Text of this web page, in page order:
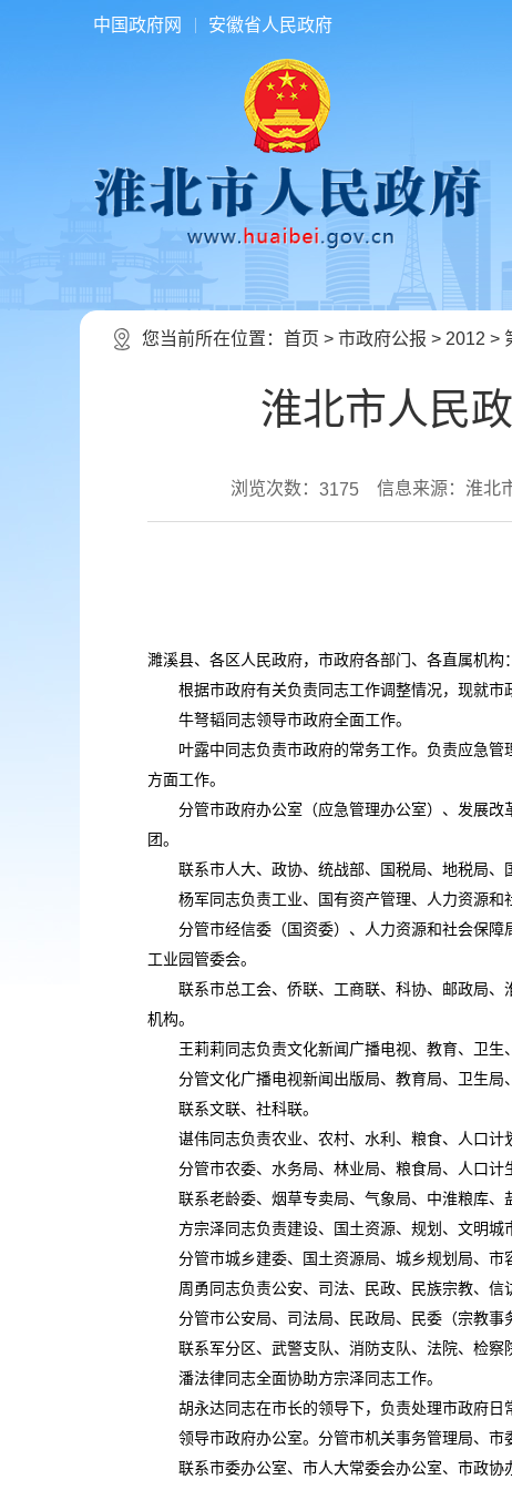
中国政府网 安徽省人民政府
您当前所在位置： 首页 > 市政府公报 > 2012 >
淮北市人民
浏览次数： 3175 信息来源：淮北
濉溪县、各区人民政府，市政府各部门、各直属机构：
根据市政府有关负责同志工作调整情况，现就市
牛弩韬同志领导市政府全面工作。
叶露中同志负责市政府的常务工作。负责应急管
方面工作。
分管市政府办公室（应急管理办公室）、发展改
团。
联系市人大、政协、统战部、国税局、地税局、
杨军同志负责工业、国有资产管理、人力资源和
分管市经信委（国资委）、人力资源和社会保障
工业园管委会。
联系市总工会、侨联、工商联、科协、邮政局、
机构。
王莉莉同志负责文化新闻广播电视、教育、卫生
分管文化广播电视新闻出版局、教育局、卫生局
联系文联、社科联。
谌伟同志负责农业、农村、水利、粮食、人口计
分管市农委、水务局、林业局、粮食局、人口计
联系老龄委、烟草专卖局、气象局、中淮粮库、
方宗泽同志负责建设、国土资源、规划、文明城
分管市城乡建委、国土资源局、城乡规划局、市
周勇同志负责公安、司法、民政、民族宗教、信
分管市公安局、司法局、民政局、民委（宗教事
联系军分区、武警支队、消防支队、法院、检察
潘法律同志全面协助方宗泽同志工作。
胡永达同志在市长的领导下，负责处理市政府日
领导市政府办公室。分管市机关事务管理局、市
联系市委办公室、市人大常委会办公室、市政协